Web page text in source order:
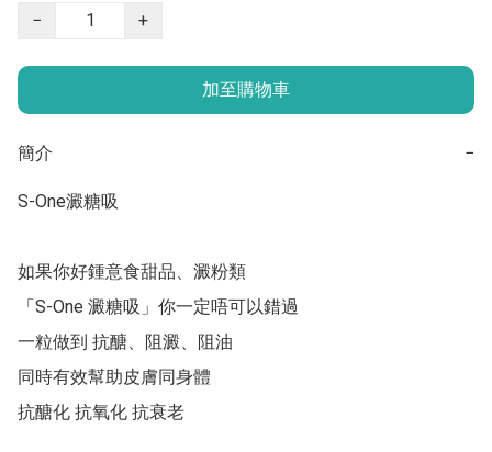
−
+
加至購物車
簡介 −
S-One澱糖吸
如果你好鍾意食甜品、澱粉類
「S-One 澱糖吸」你一定唔可以錯過
一粒做到 抗醣、阻澱、阻油
同時有效幫助皮膚同身體
抗醣化 抗氧化 抗衰老